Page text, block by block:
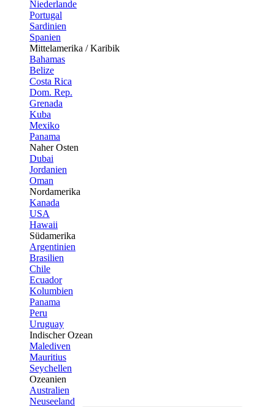
Niederlande
Portugal
Sardinien
Spanien
Mittelamerika / Karibik
Bahamas
Belize
Costa Rica
Dom. Rep.
Grenada
Kuba
Mexiko
Panama
Naher Osten
Dubai
Jordanien
Oman
Nordamerika
Kanada
USA
Hawaii
Südamerika
Argentinien
Brasilien
Chile
Ecuador
Kolumbien
Panama
Peru
Uruguay
Indischer Ozean
Malediven
Mauritius
Seychellen
Ozeanien
Australien
Neuseeland